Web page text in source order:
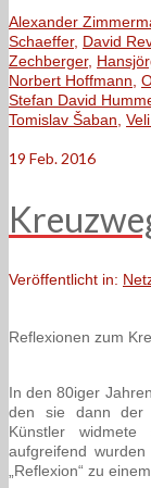
Alexander
Schaeffer, David
Zechberger,
Norbert Hoffmann
Stefan David
Tomislav Šaban
19 Feb. 2016
Veröffentlicht in:
Reflexionen zum
In den 80iger
den sie dann der
Künstler
aufgreifend
„Reflexion“ zu